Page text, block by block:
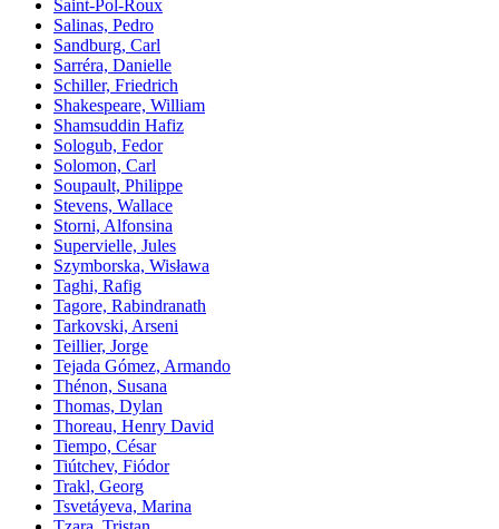
Saint-Pol-Roux
Salinas, Pedro
Sandburg, Carl
Sarréra, Danielle
Schiller, Friedrich
Shakespeare, William
Shamsuddin Hafiz
Sologub, Fedor
Solomon, Carl
Soupault, Philippe
Stevens, Wallace
Storni, Alfonsina
Supervielle, Jules
Szymborska, Wisława
Taghi, Rafig
Tagore, Rabindranath
Tarkovski, Arseni
Teillier, Jorge
Tejada Gómez, Armando
Thénon, Susana
Thomas, Dylan
Thoreau, Henry David
Tiempo, César
Tiútchev, Fiódor
Trakl, Georg
Tsvetáyeva, Marina